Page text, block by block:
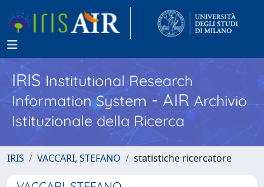
IRISInstitutional Research
Information System - AIR Archivio
Istituzionale della Ricerca
IRIS VACCARI, STEFANO statistiche ricercatore